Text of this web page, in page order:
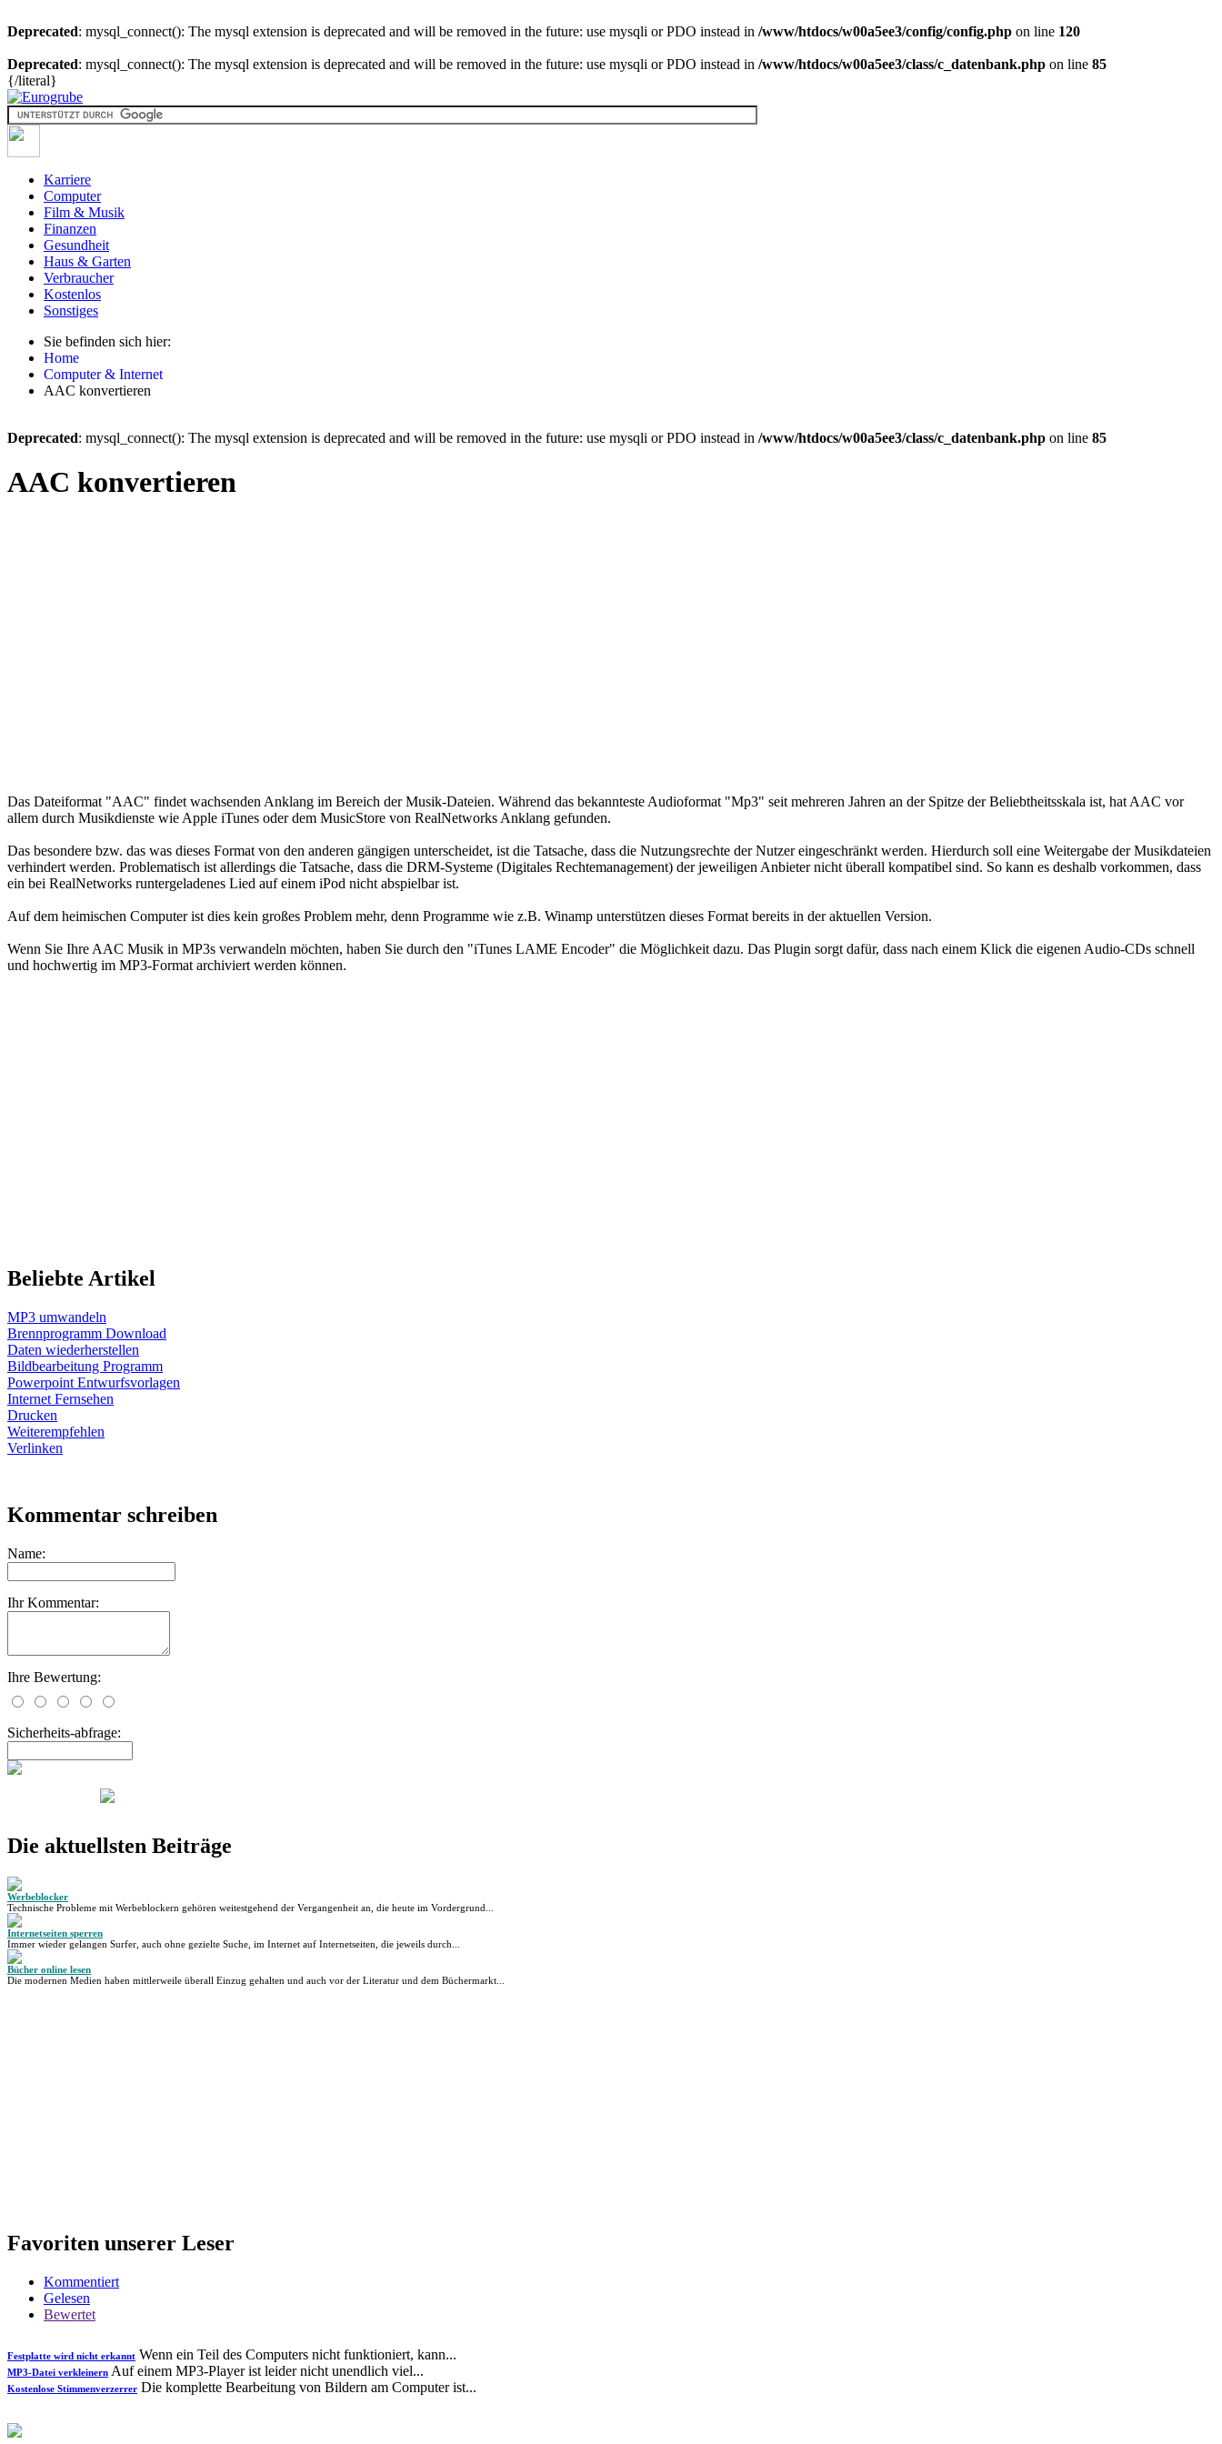
Deprecated: mysql_connect(): The mysql extension is deprecated and will be removed in the future: use mysqli or PDO instead in /www/htdocs/w00a5ee3/config/config.php on line 120
Deprecated: mysql_connect(): The mysql extension is deprecated and will be removed in the future: use mysqli or PDO instead in /www/htdocs/w00a5ee3/class/c_datenbank.php on line 85
{/literal}
Karriere
Computer
Film & Musik
Finanzen
Gesundheit
Haus & Garten
Verbraucher
Kostenlos
Sonstiges
Sie befinden sich hier:
Home
Computer & Internet
AAC konvertieren
Deprecated: mysql_connect(): The mysql extension is deprecated and will be removed in the future: use mysqli or PDO instead in /www/htdocs/w00a5ee3/class/c_datenbank.php on line 85
AAC konvertieren
Das Dateiformat "AAC" findet wachsenden Anklang im Bereich der Musik-Dateien. Während das bekannteste Audioformat "Mp3" seit mehreren Jahren an der Spitze der Beliebtheitsskala ist, hat AAC vor
allem durch Musikdienste wie Apple iTunes oder dem MusicStore von RealNetworks Anklang gefunden.
Das besondere bzw. das was dieses Format von den anderen gängigen unterscheidet, ist die Tatsache, dass die Nutzungsrechte der Nutzer eingeschränkt werden. Hierdurch soll eine Weitergabe der Musikdateien
verhindert werden. Problematisch ist allerdings die Tatsache, dass die DRM-Systeme (Digitales Rechtemanagement) der jeweiligen Anbieter nicht überall kompatibel sind. So kann es deshalb vorkommen, dass
ein bei RealNetworks runtergeladenes Lied auf einem iPod nicht abspielbar ist.
Auf dem heimischen Computer ist dies kein großes Problem mehr, denn Programme wie z.B. Winamp unterstützen dieses Format bereits in der aktuellen Version.
Wenn Sie Ihre AAC Musik in MP3s verwandeln möchten, haben Sie durch den "iTunes LAME Encoder" die Möglichkeit dazu. Das Plugin sorgt dafür, dass nach einem Klick die eigenen Audio-CDs schnell
und hochwertig im MP3-Format archiviert werden können.
Beliebte Artikel
MP3 umwandeln
Brennprogramm Download
Daten wiederherstellen
Bildbearbeitung Programm
Powerpoint Entwurfsvorlagen
Internet Fernsehen
Drucken
Weiterempfehlen
Verlinken
Kommentar schreiben
Name:
Ihr Kommentar:
Ihre Bewertung:
Sicherheits-abfrage:
Die aktuellsten Beiträge
Werbeblocker
Technische Probleme mit Werbeblockern gehören weitestgehend der Vergangenheit an, die heute im Vordergrund...
Internetseiten sperren
Immer wieder gelangen Surfer, auch ohne gezielte Suche, im Internet auf Internetseiten, die jeweils durch...
Bücher online lesen
Die modernen Medien haben mittlerweile überall Einzug gehalten und auch vor der Literatur und dem Büchermarkt...
Favoriten unserer Leser
Kommentiert
Gelesen
Bewertet
Festplatte wird nicht erkannt Wenn ein Teil des Computers nicht funktioniert, kann...
MP3-Datei verkleinern Auf einem MP3-Player ist leider nicht unendlich viel...
Kostenlose Stimmenverzerrer Die komplette Bearbeitung von Bildern am Computer ist...